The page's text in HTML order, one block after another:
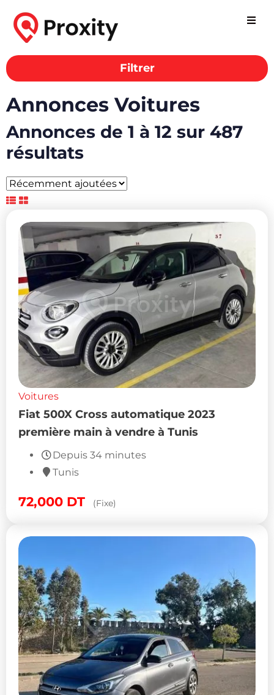
Filtrer
Annonces Voitures
Annonces de 1 à 12 sur 487
résultats
Voitures
Fiat 500X Cross automatique 2023
première main à vendre à Tunis
Depuis 34 minutes
Tunis
72,000 DT (Fixe)